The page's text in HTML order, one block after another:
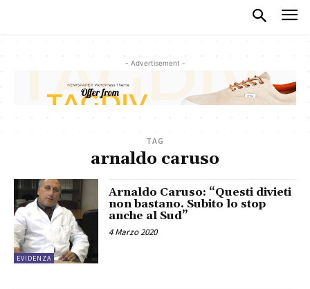
- Advertisement -
TAG
arnaldo caruso
EVIDENZA
Arnaldo Caruso: “Questi divieti
non bastano. Subito lo stop
anche al Sud”
4 Marzo 2020